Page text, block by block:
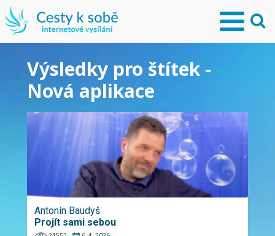
Výsledky pro štítek -
Nová aplikace
Antonín Baudyš
Projít sami sebou